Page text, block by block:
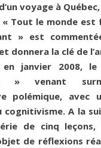
voyage à
« Tout le monde est
» est
donnera la clé de
en janvier 2008,
» venant
polémique, avec
cognitivisme. A la
de cinq
de réflexions